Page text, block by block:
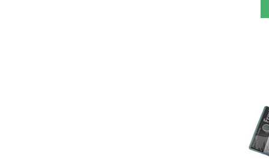
(311)